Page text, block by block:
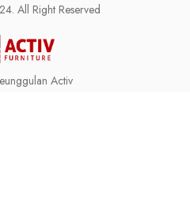
All Right Reserved